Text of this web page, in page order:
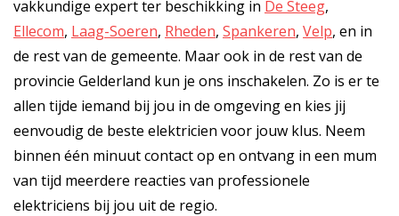
vakkundige expert ter beschikking in De Steeg,
Ellecom, Laag-Soeren, Rheden, Spankeren, Velp, en in
de rest van de gemeente. Maar ook in de rest van de
provincie Gelderland kun je ons inschakelen. Zo is er te
allen tijde iemand bij jou in de omgeving en kies jij
eenvoudig de beste elektricien voor jouw klus. Neem
binnen één minuut contact op en ontvang in een mum
van tijd meerdere reacties van professionele
elektriciens bij jou uit de regio.